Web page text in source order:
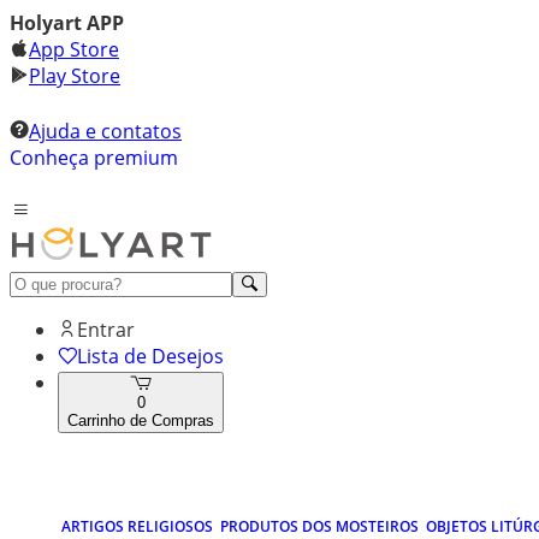
Holyart APP
App Store
Play Store
Ajuda e contatos
Conheça premium
Entrar
Lista de Desejos
0
Carrinho de Compras
ARTIGOS RELIGIOSOS PRODUTOS DOS MOSTEIROS OBJETOS